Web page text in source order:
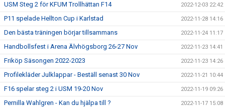
USM Steg 2 för KFUM Trollhättan F14 2022-12-03 22:42
P11 spelade Hellton Cup i Karlstad 2022-11-28 14:16
Den bästa träningen börjar tillsammans 2022-11-24 11:17
Handbollsfest i Arena Älvhögsborg 26-27 Nov 2022-11-23 14:41
Friköp Säsongen 2022-2023 2022-11-23 14:26
Profilekläder Julklappar - Beställ senast 30 Nov 2022-11-21 10:44
F16 spelar steg 2 i USM 19-20 Nov 2022-11-19 09:26
Pernilla Wahlgren - Kan du hjälpa till ? 2022-11-17 15:08